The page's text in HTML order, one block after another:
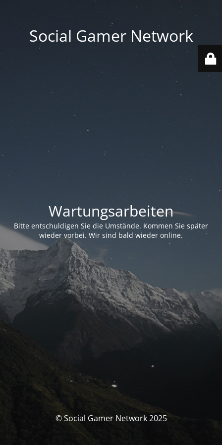
Social Gamer Network
Wartungsarbeiten
Bitte entschuldigen Sie die Umstände. Kommen Sie später
wieder vorbei. Wir sind bald wieder online.
© Social Gamer Network 2025